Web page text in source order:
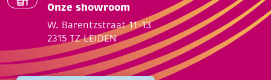
Onze showroom
W. Barentzstraat 11-13
2315 TZ LEIDEN